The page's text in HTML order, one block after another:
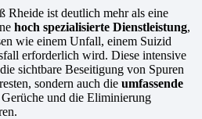
Rheide ist deutlich mehr als eine
hoch spezialisierte Dienstleistung,
wie einem Unfall, einem Suizid
erforderlich wird. Diese intensive
sichtbare Beseitigung von Spuren
sondern auch die umfassende
und die Eliminierung